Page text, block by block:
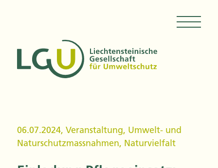
06.07.2024, Veranstaltung, Umwelt- und
Naturschutzmassnahmen, Naturvielfalt